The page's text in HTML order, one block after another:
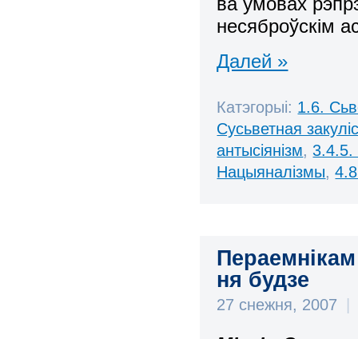
несяброўскім
Далей »
Катэгорыі: 1.6.
Сусьветная
антысіянізм, 3.4.5.
Нацыяналізмы,
ня будзе
27 снежня, 2007